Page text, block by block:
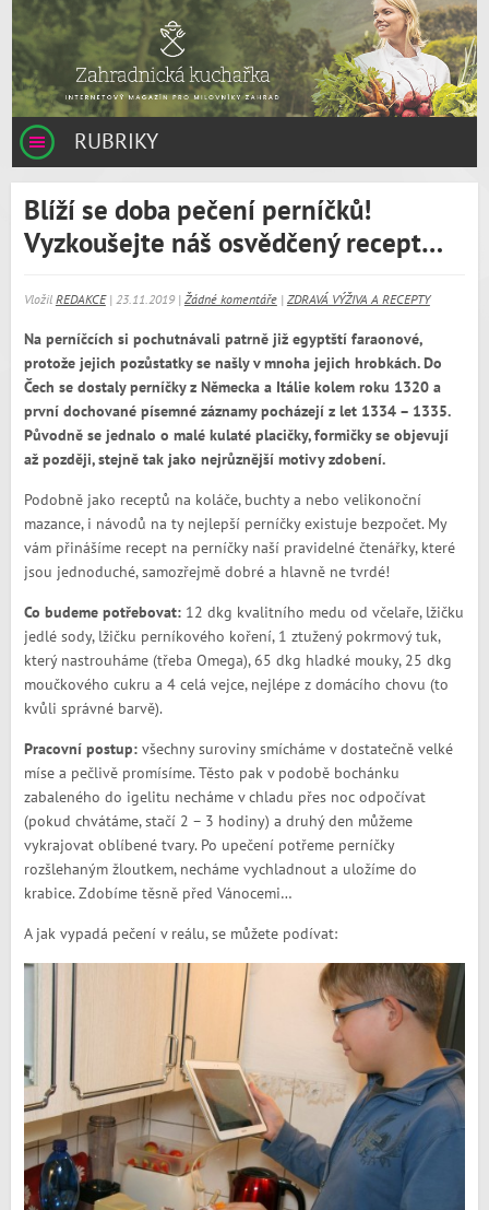
RUBRIKY
Blíží se doba pečení perníčků!
Vyzkoušejte náš osvědčený recept…
Vložil REDAKCE| 23.11.2019 | Žádné komentáře| ZDRAVÁ VÝŽIVA A RECEPTY
Na perníčcích si pochutnávali patrně již egyptští faraonové,
protože jejich pozůstatky se našly v mnoha jejich hrobkách. Do
Čech se dostaly perníčky z Německa a Itálie kolem roku 1320 a
první dochované písemné záznamy pocházejí z let 1334 – 1335.
Původně se jednalo o malé kulaté placičky, formičky se objevují
až později, stejně tak jako nejrůznější motivy zdobení.
Podobně jako receptů na koláče, buchty a nebo velikonoční
mazance, i návodů na ty nejlepší perníčky existuje bezpočet. My
vám přinášíme recept na perníčky naší pravidelné čtenářky, které
jsou jednoduché, samozřejmě dobré a hlavně ne tvrdé!
Co budeme potřebovat: 12 dkg kvalitního medu od včelaře, lžičku
jedlé sody, lžičku perníkového koření, 1 ztužený pokrmový tuk,
který nastrouháme (třeba Omega), 65 dkg hladké mouky, 25 dkg
moučkového cukru a 4 celá vejce, nejlépe z domácího chovu (to
kvůli správné barvě).
Pracovní postup: všechny suroviny smícháme v dostatečně velké
míse a pečlivě promísíme. Těsto pak v podobě bochánku
zabaleného do igelitu necháme v chladu přes noc odpočívat
(pokud chvátáme, stačí 2 – 3 hodiny) a druhý den můžeme
vykrajovat oblíbené tvary. Po upečení potřeme perníčky
rozšlehaným žloutkem, necháme vychladnout a uložíme do
krabice. Zdobíme těsně před Vánocemi…
A jak vypadá pečení v reálu, se můžete podívat: